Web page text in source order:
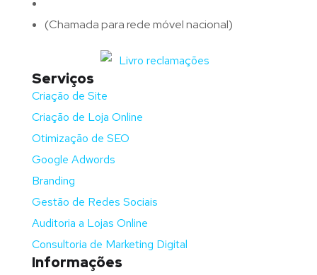
(Chamada para rede móvel nacional)
Serviços
Criação de Site
Criação de Loja Online
Otimização de SEO
Google Adwords
Branding
Gestão de Redes Sociais
Auditoria a Lojas Online
Consultoria de Marketing Digital
Informações